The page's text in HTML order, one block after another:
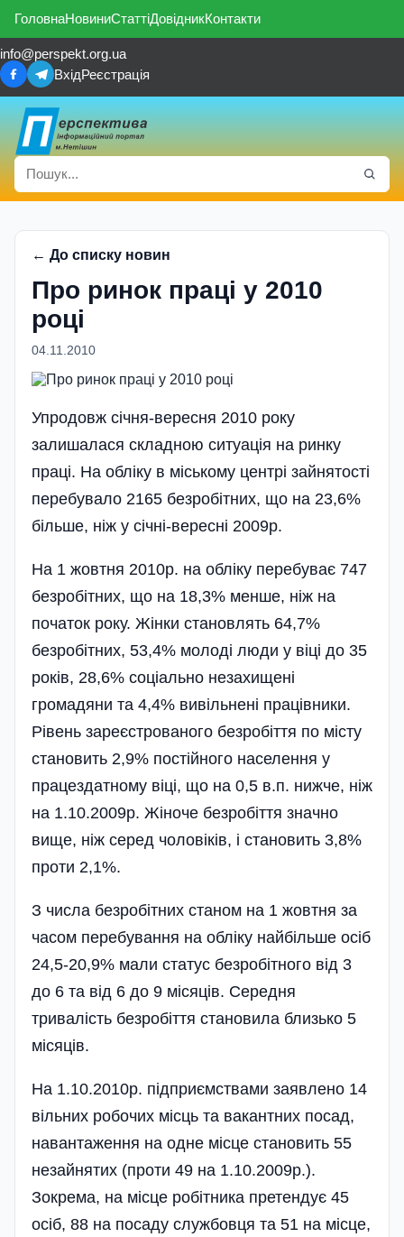
ГоловнаНовиниСтаттіДовідникКонтакти
info@perspekt.org.ua
ВхідРеєстрація
← До списку новин
Про ринок працi у 2010
роцi
04.11.2010
Упродовж січня-вересня 2010 року
залишалася складною ситуація на ринку
праці. На обліку в міському центрі зайнятості
перебу­вало 2165 безробітних, що на 23,6%
більше, ніж у січні-вересні 2009р.
На 1 жовтня 2010р. на обліку перебуває 747
безробітних, що на 18,3% менше, ніж на
початок року. Жінки становлять 64,7%
безробітних, 53,4% молоді люди у віці до 35
років, 28,6% соціально незахищені
громадяни та 4,4% вивільнені працівники.
Рівень зареєстрованого безробіття по місту
становить 2,9% постійного населення у
працездатному віці, що на 0,5 в.п. нижче, ніж
на 1.10.2009р. Жіноче безробіття значно
вище, ніж серед чоловіків, і становить 3,8%
проти 2,1%.
З числа безробітних станом на 1 жовтня за
часом перебування на обліку найбільше осіб
24,5-20,9% мали статус безробітного від 3
до 6 та від 6 до 9 місяців. Середня
тривалість безробіття становила близько 5
місяців.
На 1.10.2010р. підприємствами заявлено 14
вільних робочих місць та вакантних посад,
навантаження на одне місце становить 55
незайнятих (проти 49 на 1.10.2009р.).
Зокрема, на місце робітника претендує 45
осіб, 88 на посаду службовця та 51 на місце,